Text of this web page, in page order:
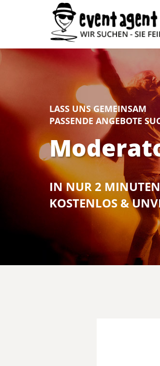
LASS UNS GEMEINSAM
PASSENDE ANGEBOTE
IN NUR 2
KOSTENLOS &